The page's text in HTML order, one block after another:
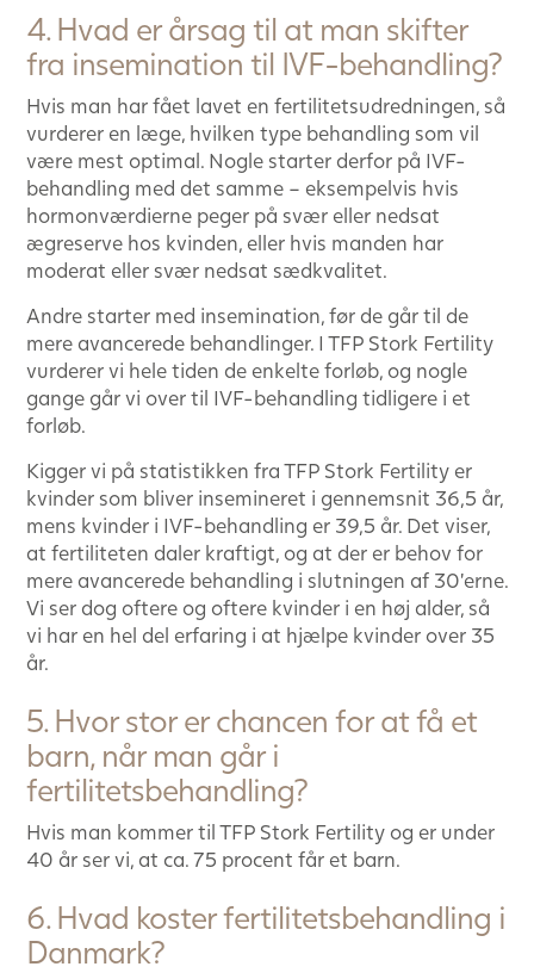
4. Hvad er årsag til at man skifter
fra insemination til IVF-behandling?
Hvis man har fået lavet en fertilitetsudredningen, så
vurderer en læge, hvilken type behandling som vil
være mest optimal. Nogle starter derfor på IVF-
behandling med det samme – eksempelvis hvis
hormonværdierne peger på svær eller nedsat
ægreserve hos kvinden, eller hvis manden har
moderat eller svær nedsat sædkvalitet.
Andre starter med insemination, før de går til de
mere avancerede behandlinger. I TFP Stork Fertility
vurderer vi hele tiden de enkelte forløb, og nogle
gange går vi over til IVF-behandling tidligere i et
forløb.
Kigger vi på statistikken fra TFP Stork Fertility er
kvinder som bliver insemineret i gennemsnit 36,5 år,
mens kvinder i IVF-behandling er 39,5 år. Det viser,
at fertiliteten daler kraftigt, og at der er behov for
mere avancerede behandling i slutningen af 30’erne.
Vi ser dog oftere og oftere kvinder i en høj alder, så
vi har en hel del erfaring i at hjælpe kvinder over 35
år.
5. Hvor stor er chancen for at få et
barn, når man går i
fertilitetsbehandling?
Hvis man kommer til TFP Stork Fertility og er under
40 år ser vi, at ca. 75 procent får et barn.
6. Hvad koster fertilitetsbehandling i
Danmark?